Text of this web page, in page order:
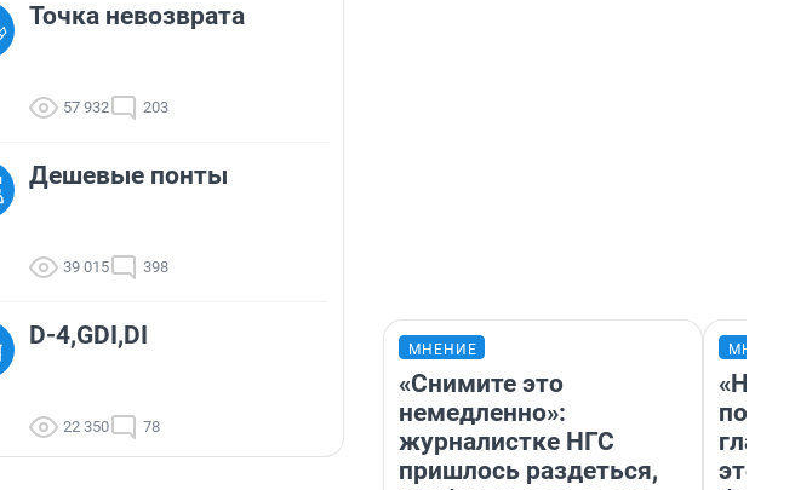
Точка невозврата
57 932 203
Дешевые понты
39 015 398
D-4,GDI,DI
22 350 78
МНЕНИЕ
«Снимите это
немедленно»:
журналистке НГС
пришлось раздеться,
этого